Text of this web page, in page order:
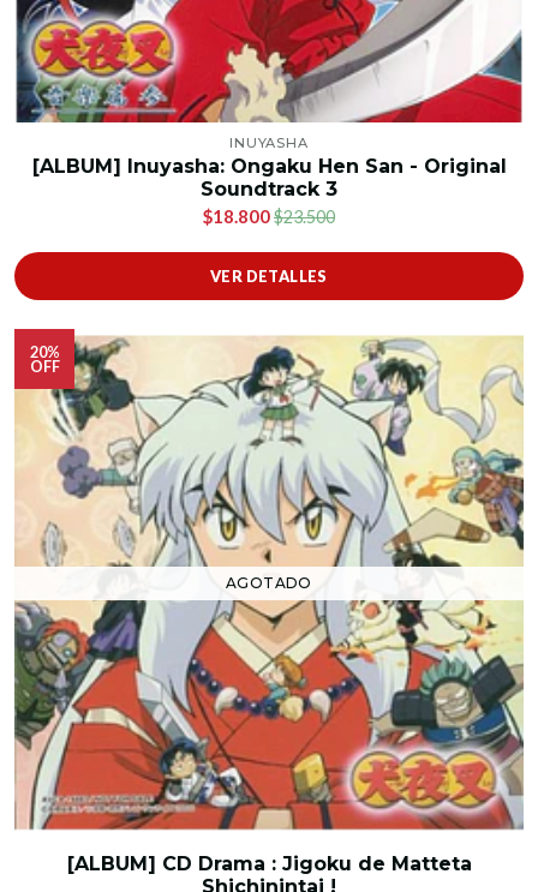
INUYASHA
[ALBUM] Inuyasha: Ongaku Hen San - Original
Soundtrack 3
$18.800$23.500
VER DETALLES
20%
OFF
AGOTADO
[ALBUM] CD Drama : Jigoku de Matteta
Shichinintai !